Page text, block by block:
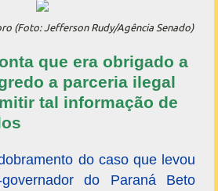
(Foto: Jefferson Rudy/Agência Senado)
que era obrigado a
a parceria ilegal
tal informação de
do caso que levou
do Paraná Beto